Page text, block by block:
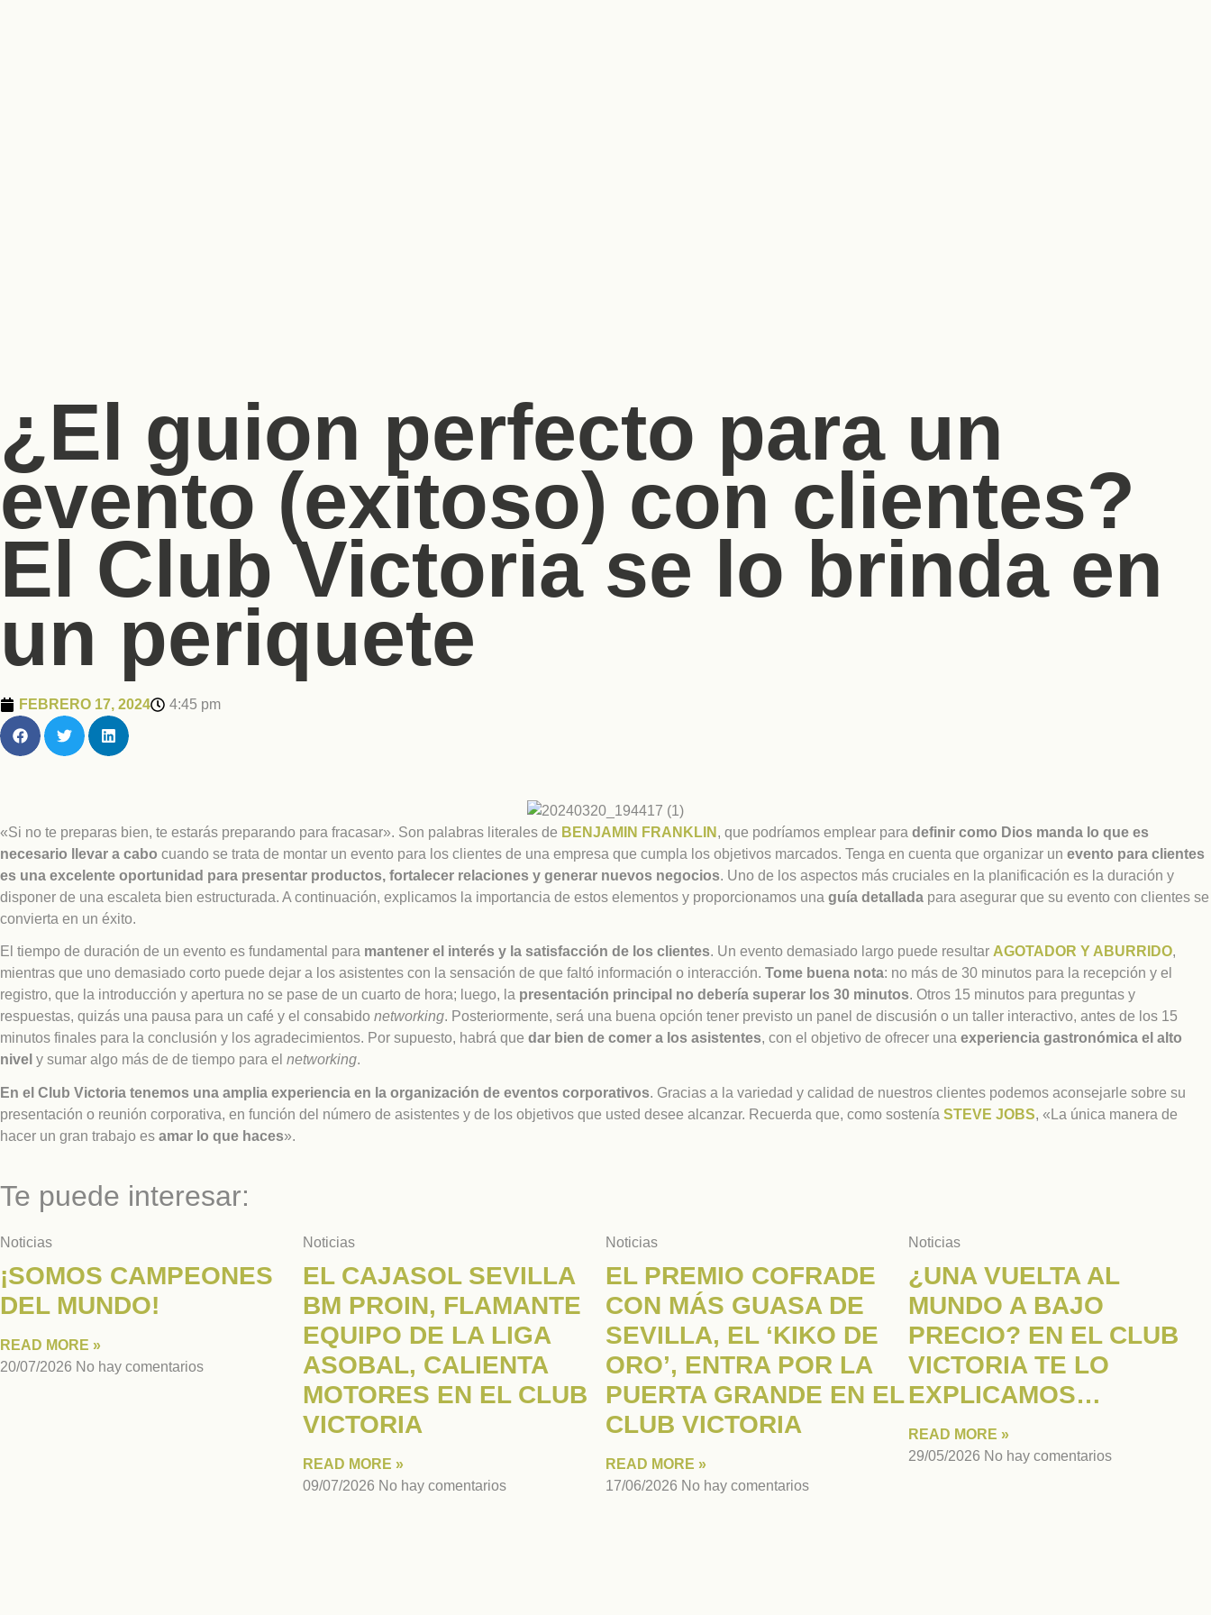
¿El guion perfecto para un
evento (exitoso) con clientes?
El Club Victoria se lo brinda en
un periquete
FEBRERO 17, 2024 4:45 pm
«Si no te preparas bien, te estarás preparando para fracasar». Son palabras literales de BENJAMIN FRANKLIN , que podríamos emplear para definir como Dios manda lo que es
necesario llevar a cabo cuando se trata de montar un evento para los clientes de una empresa que cumpla los objetivos marcados. Tenga en cuenta que organizar un evento para clientes
es una excelente oportunidad para presentar productos, fortalecer relaciones y generar nuevos negocios. Uno de los aspectos más cruciales en la planificación es la duración y
disponer de una escaleta bien estructurada. A continuación, explicamos la importancia de estos elementos y proporcionamos una guía detallada para asegurar que su evento con clientes se
convierta en un éxito.
El tiempo de duración de un evento es fundamental para mantener el interés y la satisfacción de los clientes. Un evento demasiado largo puede resultar AGOTADOR Y ABURRIDO,
mientras que uno demasiado corto puede dejar a los asistentes con la sensación de que faltó información o interacción. Tome buena nota: no más de 30 minutos para la recepción y el
registro, que la introducción y apertura no se pase de un cuarto de hora; luego, la presentación principal no debería superar los 30 minutos. Otros 15 minutos para preguntas y
respuestas, quizás una pausa para un café y el consabido networking. Posteriormente, será una buena opción tener previsto un panel de discusión o un taller interactivo, antes de los 15
minutos finales para la conclusión y los agradecimientos. Por supuesto, habrá que dar bien de comer a los asistentes, con el objetivo de ofrecer una experiencia gastronómica el alto
nivel y sumar algo más de de tiempo para el networking.
En el Club Victoria tenemos una amplia experiencia en la organización de eventos corporativos. Gracias a la variedad y calidad de nuestros clientes podemos aconsejarle sobre su
presentación o reunión corporativa, en función del número de asistentes y de los objetivos que usted desee alcanzar. Recuerda que, como sostenía STEVE JOBS, «La única manera de
hacer un gran trabajo es amar lo que haces».
Te puede interesar:
Noticias
¡SOMOS CAMPEONES
DEL MUNDO!
READ MORE »
20/07/2026 No hay comentarios
Noticias
EL CAJASOL SEVILLA
BM PROIN, FLAMANTE
EQUIPO DE LA LIGA
ASOBAL, CALIENTA
MOTORES EN EL CLUB
VICTORIA
READ MORE »
09/07/2026 No hay comentarios
Noticias
EL PREMIO COFRADE
CON MÁS GUASA DE
SEVILLA, EL ‘KIKO DE
ORO’, ENTRA POR LA
PUERTA GRANDE EN EL
CLUB VICTORIA
READ MORE »
17/06/2026 No hay comentarios
Noticias
¿UNA VUELTA AL
MUNDO A BAJO
PRECIO? EN EL CLUB
VICTORIA TE LO
EXPLICAMOS…
READ MORE »
29/05/2026 No hay comentarios